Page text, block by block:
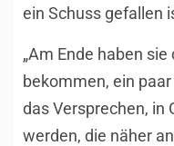
ein Schuss gefallen
„Am Ende haben
bekommen, ein
das Versprechen, in
werden, die näher